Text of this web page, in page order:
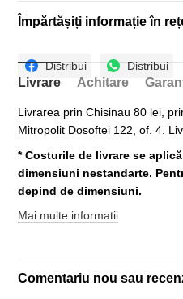
Împărtășiți informație în
Distribui Distribui
Livrare Achitare
Livrarea prin Chisinau 80 lei,
Mitropolit Dosoftei 122, of. 4.
* Costurile de livrare se
dimensiuni nestandarte.
depind de dimensiuni.
Mai multe informatii
Comentariu nou sau